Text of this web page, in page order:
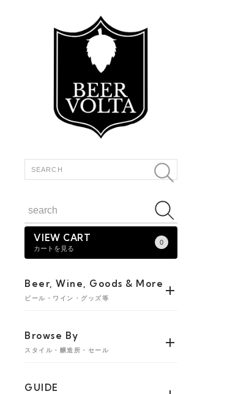
VIEW CART
カートを見る
0
Beer, Wine, Goods & More
ビール・ワイン・グッズ等
Browse By
スタイル・醸造所・セール
GUIDE